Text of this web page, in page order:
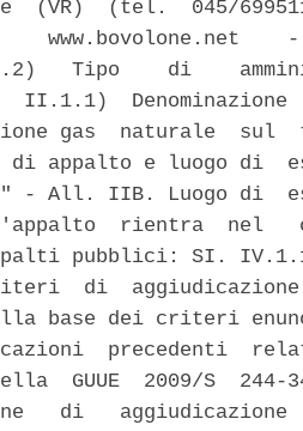
(VR)  (tel.  045/
www.bovolone.net
I.2)   Tipo    di
Denominazione
gas  naturale  sul
appalto e luogo di
All. IIB. Luogo di
rientra  nel
pubblici: SI.
di
base dei criteri
precedenti
GUUE  2009/S  244-
di   aggiudicazione